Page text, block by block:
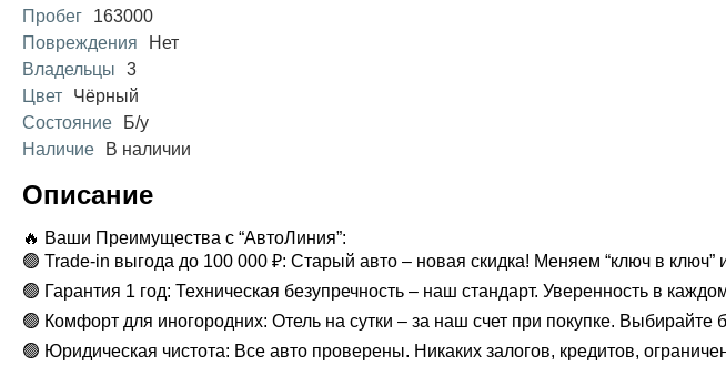
Пробег
163000
Повреждения
Нет
Владельцы
3
Цвет
Чёрный
Состояние
Б/у
Наличие
В наличии
Описание
🔥 Ваши Преимущества с “АвтоЛиния”:
🟢 Trade-in выгода до 100 000 ₽: Старый авто – новая скидка! Меняем “ключ в ключ”
🟢 Гарантия 1 год: Техническая безупречность – наш стандарт. Уверенность в
🟢 Комфорт для иногородних: Отель на сутки – за наш счет при покупке. Выбирайте
🟢 Юридическая чистота: Все авто проверены. Никаких залогов, кредитов,